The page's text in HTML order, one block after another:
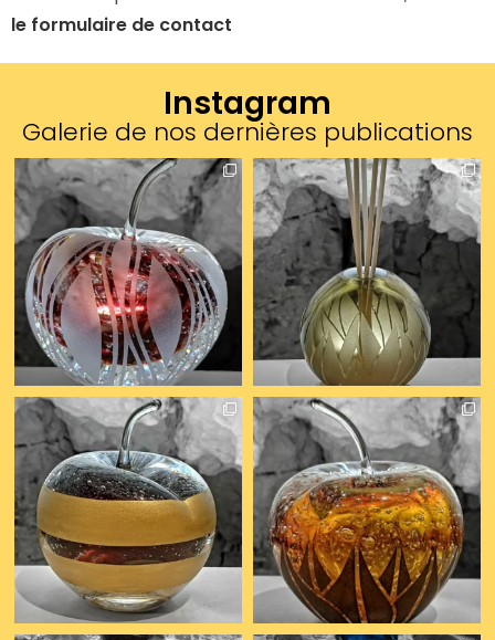
le formulaire de contact
Instagram
Galerie de nos dernières publications